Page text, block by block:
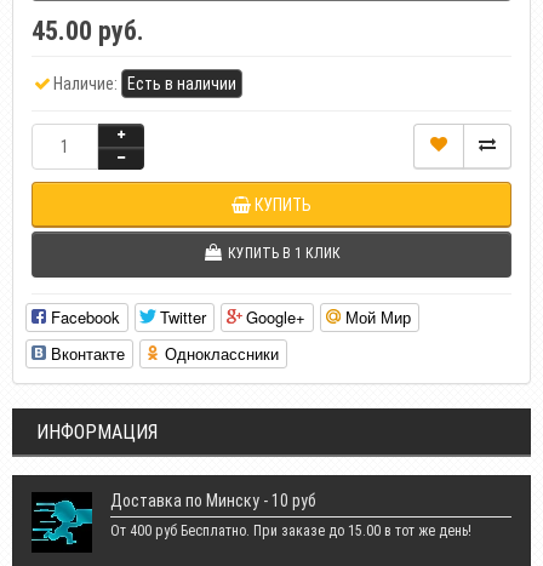
45.00 руб.
Наличие: Есть в наличии
КУПИТЬ
КУПИТЬ В 1 КЛИК
Facebook Twitter Google+
Мой Мир
Вконтакте
Одноклассники
ИНФОРМАЦИЯ
Доставка по Минску - 10 руб
От 400 руб Бесплатно. При заказе до 15.00 в тот же день!